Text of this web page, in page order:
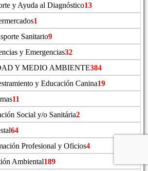
y Ayuda al Diagnóstico13
1
Sanitario9
y Emergencias32
Y MEDIO AMBIENTE384
y Educación Canina19
11
Social y/o Sanitária2
64
Profesional y Oficios4
Ambiental189